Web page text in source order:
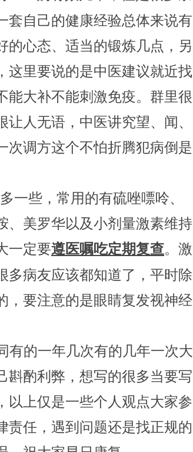
套自己的健康经验总体来说有
的心态、适当的锻炼几点，另
这里要说的是中医建议就近找
能大补不能刺激免疫。群里很
人无语，中医讲究望、闻、
次调方这个不怕折腾犯病倒是
些，常用的有硫唑嘌呤、
、美罗华以及小剂量激素维持
一定要遵医嘱吃定期复查。激
多病友应该都知道了，平时除
，要注意的是眼睛复发视神经
的一年几次有的几年一次大
斟酌利弊，想写的很多当要写
以上仅是一些个人观点大家参
责任，遇到问题还是找正规的